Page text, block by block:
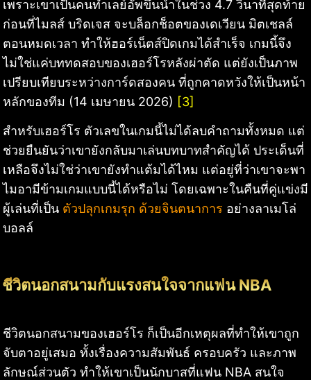
เพราะเขาเป็นคนทำเลย์อัพขึ้นนำในช่วง 4.7 วินาทีสุดท้าย
ก่อนที่ไมลส์ บริดเจส จะบล็อกช็อตของเดเวียน มิตเชลล์
ตอนหมดเวลา ทำให้ฮอร์เน็ตส์ปิดเกมได้สำเร็จ เกมนี้จึง
ไม่ใช่แค่บททดสอบของเฮอร์โรหลังผ่าตัด แต่ยังเป็นภาพ
เปรียบเทียบระหว่างการ์ดสองคน ที่ถูกคาดหวังให้เป็นหน้า
หลักของทีม (14 เมษายน 2026) [3]
สำหรับเฮอร์โร ตัวเลขในเกมนี้ไม่ได้ลบคำถามทั้งหมด แต่
ช่วยยืนยันว่าเขายังกลับมาเล่นบทบาทสำคัญได้ ประเด็นที่
เหลือจึงไม่ใช่ว่าเขายังทำแต้มได้ไหม แต่อยู่ที่ว่าเขาจะพา
ไมอามีข้ามเกมแบบนี้ได้หรือไม่ โดยเฉพาะในคืนที่คู่แข่งมี
ผู้เล่นที่เป็น ตัวปลุกเกมรุก ด้วยจินตนาการ อย่างลาเมโล่
บอลล์
ชีวิตนอกสนามกับแรงสนใจจากแฟน NBA
ชีวิตนอกสนามของเฮอร์โร ก็เป็นอีกเหตุผลที่ทำให้เขาถูก
จับตาอยู่เสมอ ทั้งเรื่องความสัมพันธ์ ครอบครัว และภาพ
ลักษณ์ส่วนตัว ทำให้เขาเป็นนักบาสที่แฟน NBA สนใจ